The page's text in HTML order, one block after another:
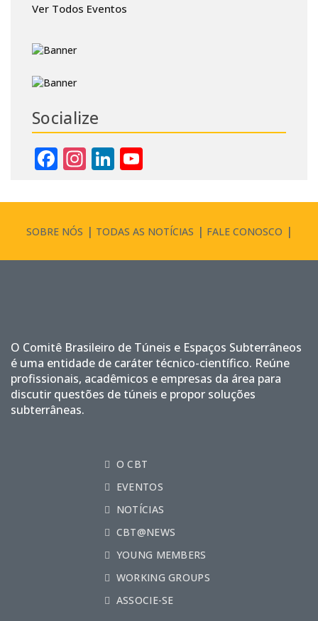
Ver Todos Eventos
Socialize
Facebook
Instagram
LinkedIn
SOBRE NÓS TODAS AS NOTÍCIAS FALE CONOSCO
O Comitê Brasileiro de Túneis e Espaços Subterrâneos
é uma entidade de caráter técnico-científico. Reúne
profissionais, acadêmicos e empresas da área para
discutir questões de túneis e propor soluções
subterrâneas.
O CBT
EVENTOS
NOTÍCIAS
CBT@NEWS
YOUNG MEMBERS
WORKING GROUPS
ASSOCIE-SE